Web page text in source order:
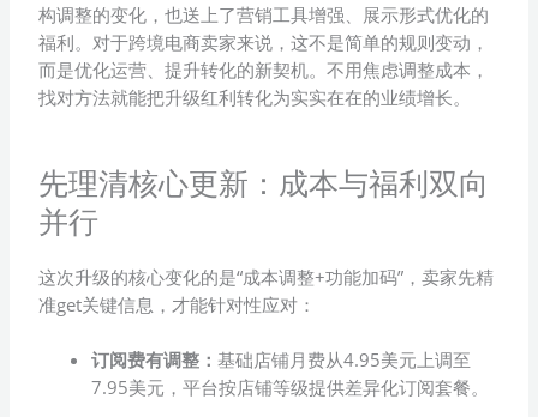
构调整的变化，也送上了营销工具增强、展示形式优化的
福利。对于跨境电商卖家来说，这不是简单的规则变动，
而是优化运营、提升转化的新契机。不用焦虑调整成本，
找对方法就能把升级红利转化为实实在在的业绩增长。
先理清核心更新：成本与福利双向
并行
这次升级的核心变化的是“成本调整+功能加码”，卖家先精
准get关键信息，才能针对性应对：
订阅费有调整：基础店铺月费从4.95美元上调至
7.95美元，平台按店铺等级提供差异化订阅套餐。